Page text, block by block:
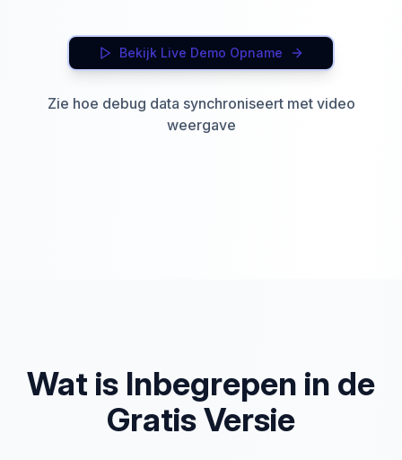
Bekijk Live Demo Opname
Zie hoe debug data synchroniseert met video
weergave
Wat is Inbegrepen in de
Gratis Versie